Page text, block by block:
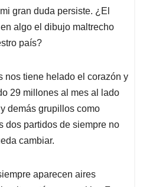
gran duda persiste. ¿El
algo el dibujo maltrecho
país?
nos tiene helado el corazón y
29 millones al mes al lado
demás grupillos como
dos partidos de siempre no
cambiar.
aparecen aires